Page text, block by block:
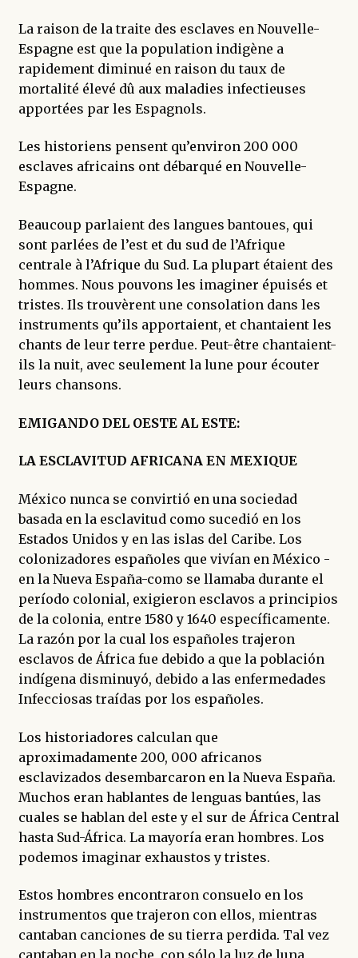
La raison de la traite des esclaves en Nouvelle-
Espagne est que la population indigène a
rapidement diminué en raison du taux de
mortalité élevé dû aux maladies infectieuses
apportées par les Espagnols.
Les historiens pensent qu’environ 200 000
esclaves africains ont débarqué en Nouvelle-
Espagne.
Beaucoup parlaient des langues bantoues, qui
sont parlées de l’est et du sud de l’Afrique
centrale à l’Afrique du Sud. La plupart étaient des
hommes. Nous pouvons les imaginer épuisés et
tristes. Ils trouvèrent une consolation dans les
instruments qu’ils apportaient, et chantaient les
chants de leur terre perdue. Peut-être chantaient-
ils la nuit, avec seulement la lune pour écouter
leurs chansons.
EMIGANDO DEL OESTE AL ESTE:
LA ESCLAVITUD AFRICANA EN MEXIQUE
México nunca se convirtió en una sociedad
basada en la esclavitud como sucedió en los
Estados Unidos y en las islas del Caribe. Los
colonizadores españoles que vivían en México -
en la Nueva España-como se llamaba durante el
período colonial, exigieron esclavos a principios
de la colonia, entre 1580 y 1640 específicamente.
La razón por la cual los españoles trajeron
esclavos de África fue debido a que la población
indígena disminuyó, debido a las enfermedades
Infecciosas traídas por los españoles.
Los historiadores calculan que
aproximadamente 200, 000 africanos
esclavizados desembarcaron en la Nueva España.
Muchos eran hablantes de lenguas bantúes, las
cuales se hablan del este y el sur de África Central
hasta Sud-África. La mayoría eran hombres. Los
podemos imaginar exhaustos y tristes.
Estos hombres encontraron consuelo en los
instrumentos que trajeron con ellos, mientras
cantaban canciones de su tierra perdida. Tal vez